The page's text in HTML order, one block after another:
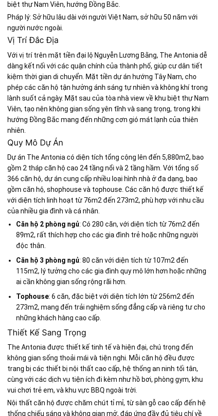
biệt thự Nam Viên, hướng Đồng Bắc.
Pháp lý: Sở hữu lâu dài với người Việt Nam, sở hữu 50 năm với
người nước ngoài.
Vị Trí Đắc Địa
Với vị trí trên mặt tiền đại lộ Nguyễn Lương Bằng, The Antonia dễ
dàng kết nối với các quận chính của thành phố, giúp cư dân tiết
kiệm thời gian di chuyển. Mặt tiền dự án hướng Tây Nam, cho
phép các căn hộ tận hưởng ánh sáng tự nhiên và không khí trong
lành suốt cả ngày. Mặt sau của tòa nhà view về khu biệt thự Nam
Viên, tạo nên không gian sống yên tĩnh và sang trọng, trong khi
hướng Đồng Bắc mang đến những cơn gió mát lạnh của thiên
nhiên.
Quy Mô Dự Án
Dự án The Antonia có diện tích tổng cộng lên đến 5,880m2, bao
gồm 2 tháp căn hộ cao 24 tầng nổi và 2 tầng hầm. Với tổng số
366 căn hộ, dự án cung cấp nhiều loại hình nhà ở đa dạng, bao
gồm căn hộ, shophouse và tophouse. Các căn hộ được thiết kế
với diện tích linh hoạt từ 76m2 đến 273m2, phù hợp với nhu cầu
của nhiều gia đình và cá nhân.
Căn hộ 2 phòng ngủ: Có 280 căn, với diện tích từ 76m2 đến
89m2, rất thích hợp cho các gia đình trẻ hoặc những người
độc thân.
Căn hộ 3 phòng ngủ: 80 căn với diện tích từ 107m2 đến
115m2, lý tưởng cho các gia đình quy mô lớn hơn hoặc những
ai cần không gian sống rộng rãi hơn.
Tophouse: 6 căn, đặc biệt với diện tích lớn từ 256m2 đến
273m2, mang đến trải nghiệm sống đẳng cấp và riêng tư cho
những khách hàng cao cấp.
Thiết Kế Sang Trọng
The Antonia được thiết kế tinh tế và hiện đại, chú trọng đến
không gian sống thoải mái và tiện nghi. Mỗi căn hộ đều được
trang bị các thiết bị nội thất cao cấp, hệ thống an ninh tối tân,
cùng với các dịch vụ tiện ích đi kèm như hồ bơi, phòng gym, khu
vui chơi trẻ em, và khu vực BBQ ngoài trời.
Nội thất căn hộ được chăm chút tỉ mỉ, từ sàn gỗ cao cấp đến hệ
thống chiếu sáng và không gian mở, đáp ứng đầy đủ tiêu chí về